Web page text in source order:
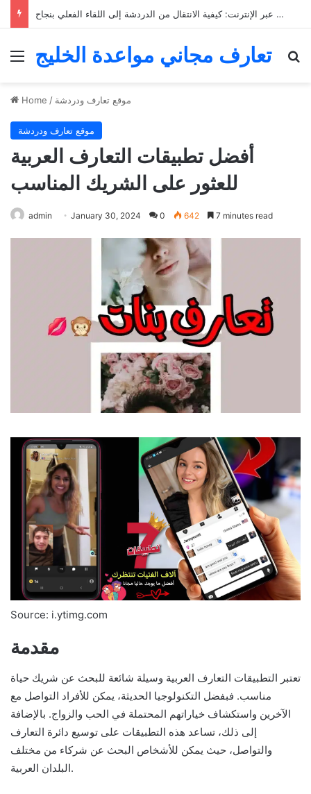
التعارف عبر الإنترنت: كيفية الانتقال من الدردشة إلى اللقاء الفعلي بنجاح
Menu
تعارف مجاني مواعدة الخليج
Home / موقع تعارف ودردشة
موقع تعارف ودردشة
أفضل تطبيقات التعارف العربية
للعثور على الشريك المناسب
admin January 30, 2024 0 642 7 minutes read
Source: i.ytimg.com
مقدمة
تعتبر التطبيقات التعارف العربية وسيلة شائعة للبحث عن شريك حياة
مناسب. فبفضل التكنولوجيا الحديثة، يمكن للأفراد التواصل مع
الآخرين واستكشاف خياراتهم المحتملة في الحب والزواج. بالإضافة
إلى ذلك، تساعد هذه التطبيقات على توسيع دائرة التعارف
والتواصل، حيث يمكن للأشخاص البحث عن شركاء من مختلف
البلدان العربية.